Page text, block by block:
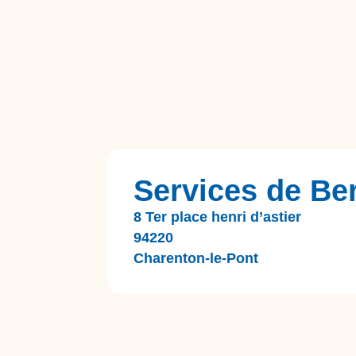
Services de
8 Ter place henri d’astier
94220
Charenton-le-Pont